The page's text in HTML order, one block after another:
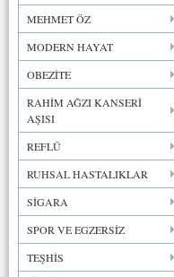
MEHMET ÖZ
MODERN HAYAT
OBEZİTE
RAHİM AĞZI KANSERİ
AŞISI
REFLÜ
RUHSAL HASTALIKLAR
SİGARA
SPOR VE EGZERSİZ
TEŞHİS